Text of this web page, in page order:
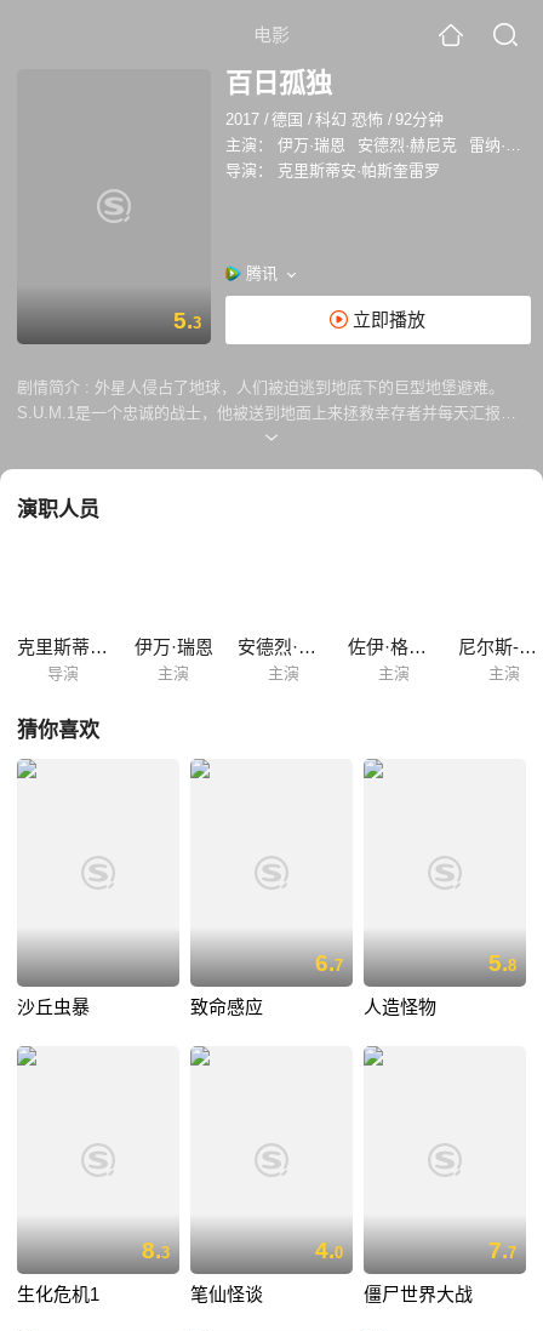
电影
5.3
百日孤独
2017 / 德国 /科幻 恐怖 /92分钟
主演：
伊万·瑞恩 安德烈·赫尼克
雷纳·沃纳
导演：
克里斯蒂安·帕斯奎雷罗
腾讯
立即播放
剧情简介 : 外星人侵占了地球，人们被迫逃到地底下的巨型地堡避难。
S.U.M.1是一个忠诚的战士，他被送到地面上来拯救幸存者并每天汇报情
况。他的任务就是守卫人类的自我防御区不让外星人靠近，然而这每天的
的上司也从未告诉过他有关上一任的事。孤独感与妄想症慢慢侵蚀了他的
演职人员
克里斯蒂安·帕斯奎雷罗
导演
伊万·瑞恩
主演
安德烈·赫尼克
主演
佐伊·格莱斯戴尔
主演
尼尔斯-布鲁诺·施密特
主演
猜你喜欢
沙丘虫暴
6.7
致命感应
5.8
人造怪物
8.3
生化危机1
4.0
笔仙怪谈
7.7
僵尸世界大战